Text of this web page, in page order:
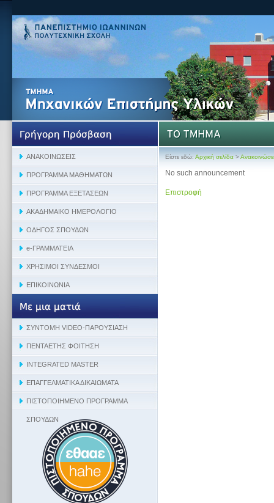
Είστε εδώ: Αρχική σελίδα >
No such announcement
Επιστροφή